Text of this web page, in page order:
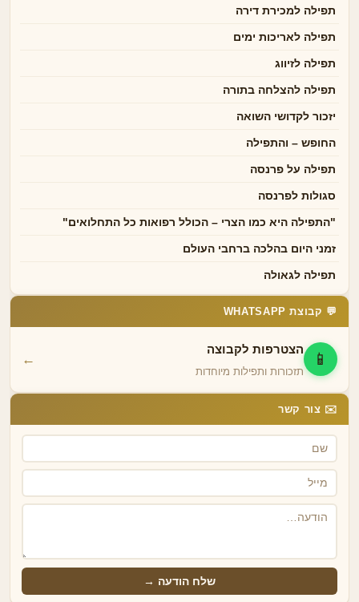
תפילה למכירת דירה
תפילה לאריכות ימים
תפילה לזיווג
תפילה להצלחה בתורה
יזכור לקדושי השואה
החופש – והתפילה
תפילה על פרנסה
סגולות לפרנסה
"התפילה היא כמו הצרי – הכולל רפואות כל התחלואים"
זמני היום בהלכה ברחבי העולם
תפילה לגאולה
💬 קבוצת WHATSAPP
📱
הצטרפות לקבוצה
תזכורות ותפילות מיוחדות
←
✉️ צור קשר
שלח הודעה →